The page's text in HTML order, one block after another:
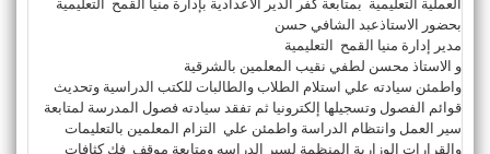
بحضور الاستاذعبد الشافي حسن
مدير إدارة منيا القمح التعليمية
و الاستاذ محسن لطفي نقيب المعلمين بالشرقية
واطمئن سيادته علي استلام الطلاب والطالبات للكتب الدراسية وتحديث
قوائم الفصول وتسجيلها إلكترونيا ثم تفقد سيادته فصول المدرسة لمتابعة
سير العمل وانتظام الدراسة واطمئن علي التزام المعلمين بالتعليمات
والقرارات الوزارية المنظمة لسير الدراسه ومتابعة موقف فك كثافات